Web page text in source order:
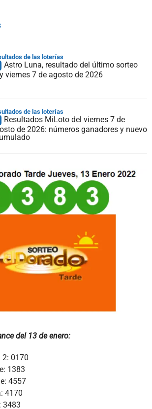
de las loterías
Astro Luna, resultado del último sorteo
viernes 7 de agosto de 2026
de las loterías
Resultados MiLoto del viernes 7 de
de 2026: números ganadores y nuevo
del 13 de enero:
0170
1383
4557
4170
3483